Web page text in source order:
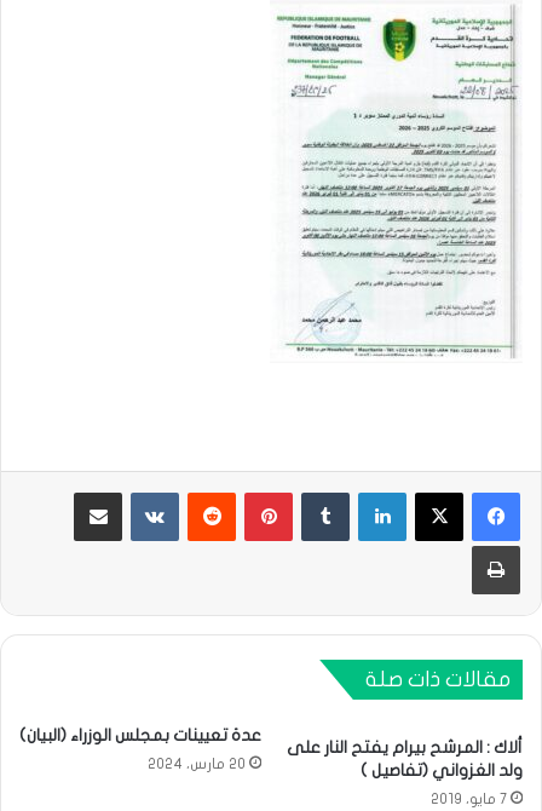
لينكدإن بينتيريست مشاركة عبر البريد
طباعة
مقالات ذات صلة
ألاك : المرشح بيرام يفتح النار على
ولد الغزواني (تفاصيل )
7 مايو، 2019
عدة تعيينات بمجلس الوزراء (البيان)
20 مارس، 2024